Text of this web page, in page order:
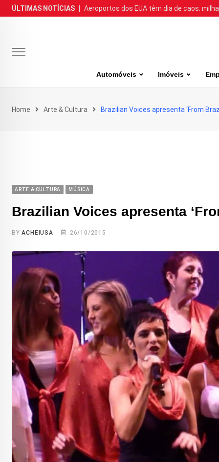
Skip
to
ÚLTIMAS NOTÍCIAS Aeroportos dos EUA têm dia de caos:
Automóveis Imóveis
Home Arte & Cultura Brazilian Voices apresenta ‘From
ARTE & CULTURA MÚSICA
Brazilian Voices apresenta
BYACHEIUSA 26/10/2015